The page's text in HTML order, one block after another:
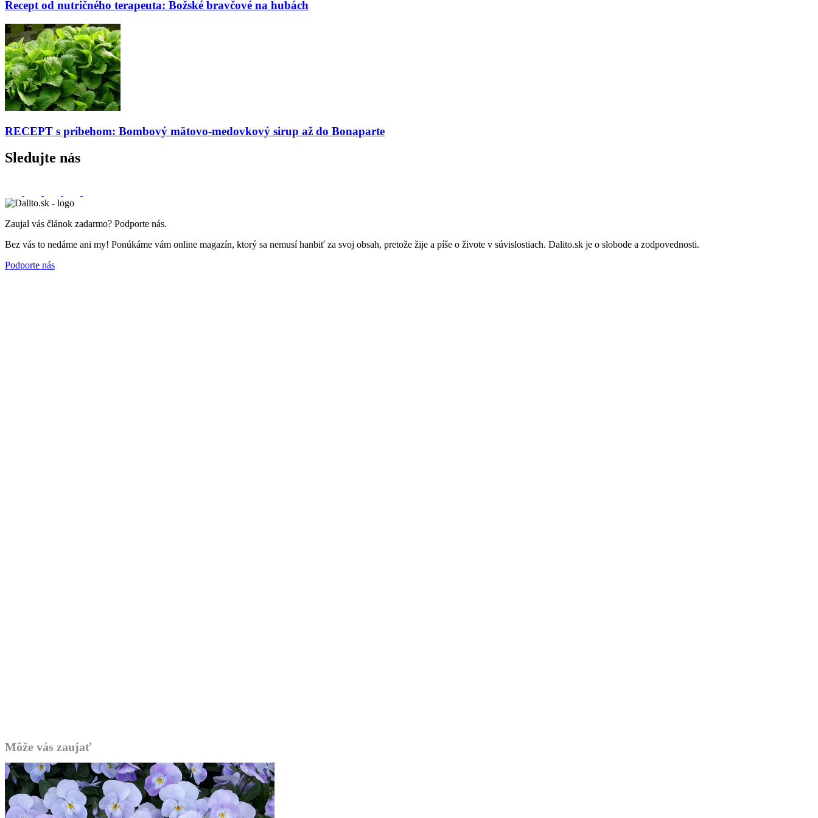
Recept od nutričného terapeuta: Božské bravčové na hubách
RECEPT s príbehom: Bombový mätovo-medovkový sirup až do Bonaparte
Sledujte nás
Zaujal vás článok zadarmo? Podporte nás.
Bez vás to nedáme ani my! Ponúkáme vám online magazín, ktorý sa nemusí hanbiť za svoj obsah, pretože žije a píše o živote v súvislostiach. Dalito.sk je o slobode a zodpovednosti.
Podporte nás
Môže vás zaujať